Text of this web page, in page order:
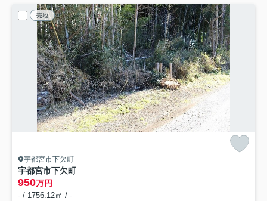
売地
宇都宮市下欠町
宇都宮市下欠町
950万円
- / 1756.12㎡ / -